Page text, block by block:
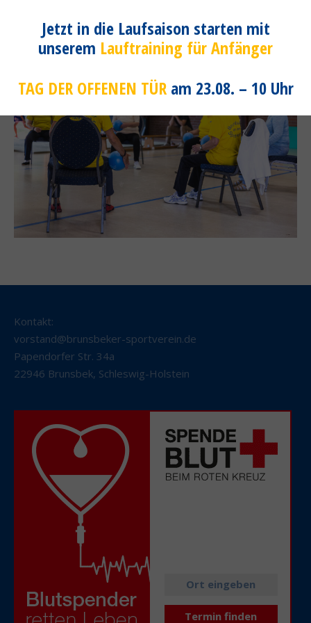
Sporthalle
Kontakt:
vorstand@brunsbeker-sportverein.de
Papendorfer Str. 34a
22946 Brunsbek, Schleswig-Holstein
Jetzt in die Laufsaison starten mit
unserem Lauftraining für Anfänger
TAG DER OFFENEN TÜRam 23.08. – 10 Uhr